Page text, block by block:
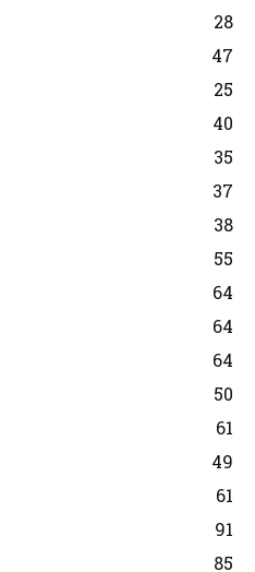
28
47
25
40
35
37
38
55
64
64
64
50
61
49
61
91
85